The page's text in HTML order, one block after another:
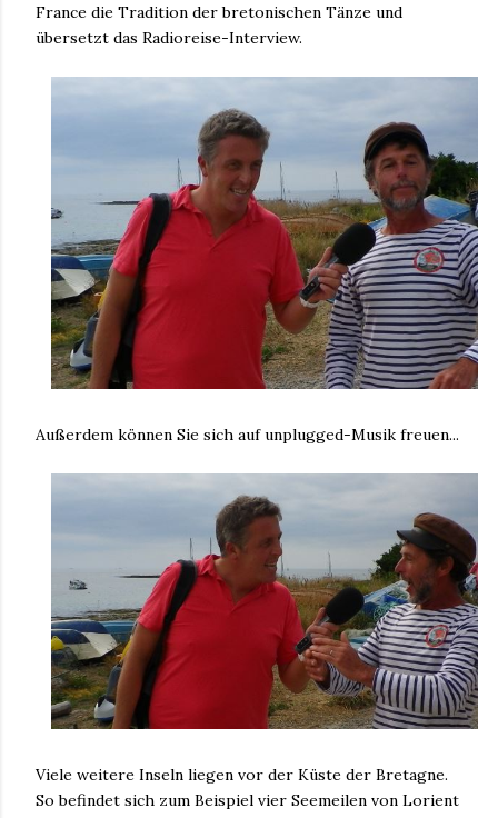
France die Tradition der bretonischen Tänze und
übersetzt das Radioreise-Interview.
Außerdem können Sie sich auf unplugged-Musik freuen...
Viele weitere Inseln liegen vor der Küste der Bretagne.
So befindet sich zum Beispiel vier Seemeilen von Lorient